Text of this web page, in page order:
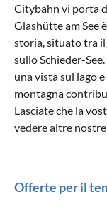
Citybahn vi porta
Glashütte am See
storia, situato tra il
sullo Schieder-
una vista sul lago
montagna
Lasciate che la
vedere altre
Offerte per il